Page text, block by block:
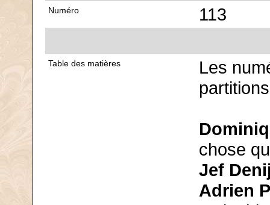
Numéro 113
Table des matières
Les
chose
Jef
Adrien